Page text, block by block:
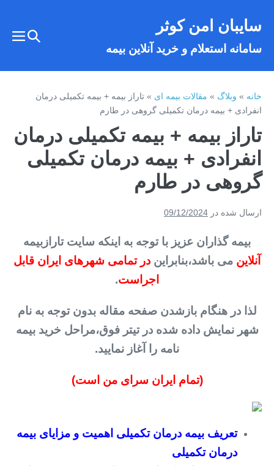
سایبان امن کوثر
سامانه استعلام و خرید آنلاین بیمه
تغییر
خانه » وبلاگ » مقالات بیمه ای » تاراز بیمه + بیمه تکمیلی درمان
انفرادی + بیمه درمان تکمیلی گروهی در طارم
تاراز بیمه + بیمه تکمیلی درمان
انفرادی + بیمه درمان تکمیلی
گروهی در طارم
ارسال شده در 09/12/2024
بیمه گذاران عزیز با توجه به اینکه سایت تارازبیمه
آنلاین می باشد،بنابراین در تمامی شهرهای ایران قابل
اجراست.
لذا در هنگام بازشدن صفحه مقاله بدون توجه به نام
شهر نمایش داده شده در تیتر فوق،مراحل خرید بیمه
نامه را آغاز نمایید.
(تمام ایران سرای من است)
تعریف بیمه درمان تکمیلی اهمیت و مزایای بیمه
درمان تکمیلی